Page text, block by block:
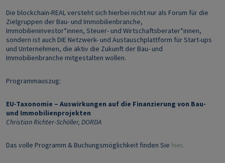
Die blockchain-REAL versteht sich hierbei nicht nur als Forum für die
Zielgruppen der Bau- und Immobilienbranche,
Immobilieninvestor*innen, Steuer- und Wirtschaftsberater*innen,
sondern ist auch DIE Netzwerk- und Austauschplattform für Start-ups
und Unternehmen, die aktiv die Zukunft der Bau- und
Immobilienbranche mitgestalten wollen.
Programmauszug:
EU-Taxonomie – Auswirkungen auf die Finanzierung von Bau-
und Immobilienprojekten
Christian Richter-Schöller, DORDA
Das volle Programm & Buchungsmöglichkeit finden Sie hier.